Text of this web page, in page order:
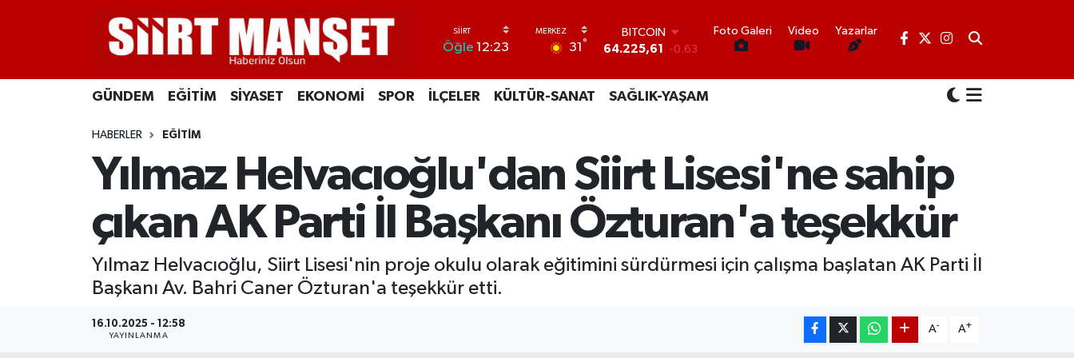
Öğle 12:23 31 °
DOLAR
47,7143
0.16
55,0317
STERLİN
6574.81
1.44
BİST100
13.799
70
Foto Galeri Video Yazarlar
GÜNDEM EĞİTİM SİYASET EKONOMİ SPOR İLÇELER KÜLTÜR-SANAT SAĞLIK-YAŞAM
HABERLER EĞİTİM
Yılmaz Helvacıoğlu'dan Siirt Lisesi'ne sahip
çıkan AK Parti İl Başkanı Özturan'a teşekkür
Yılmaz Helvacıoğlu, Siirt Lisesi'nin proje okulu olarak eğitimini sürdürmesi için çalışma başlatan AK Parti İl
Başkanı Av. Bahri Caner Özturan'a teşekkür etti.
16.10.2025 - 12:58
YAYINLANMA
A- A+
SİYASET
İLÇELER
Siirt Nöbetçi Eczaneler
Siirt Hava Durumu
Siirt Namaz Vakitleri
Siirt Trafik Yoğunluk Haritası
Süper Lig Puan Durumu ve Fikstür
Tüm Manşetler